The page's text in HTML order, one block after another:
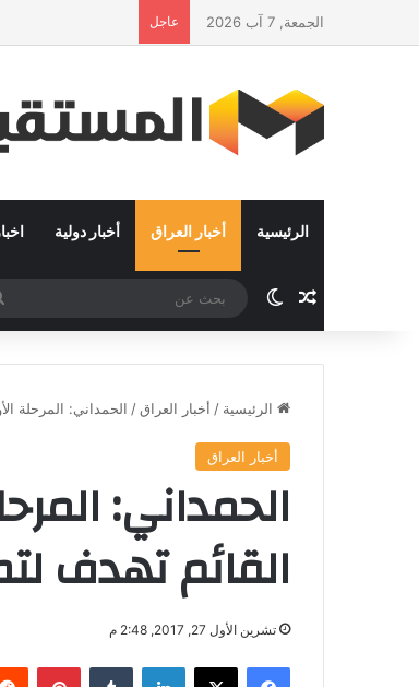
الجمعة, 7 آب 2026 عاجل
الرئيسية أخبار العراق أخبار دولية
مقال عشوائي
الوضع المظلم
الرئيسية / أخبار العراق/ الحمداني: المرحلة
أخبار العراق
الحمداني:
القائم تهدف
تشرين الأول 27, 2017, 2:48 م
فيسبوك لينكدإن بينتيريست